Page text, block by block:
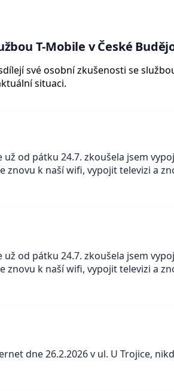
T-Mobile v České
své osobní zkušenosti se
situaci.
od pátku 24.7. zkoušela jsem
znovu k naší wifi, vypojit televizi a
od pátku 24.7. zkoušela jsem
znovu k naší wifi, vypojit televizi a
dne 26.2.2026 v ul. U Trojice,